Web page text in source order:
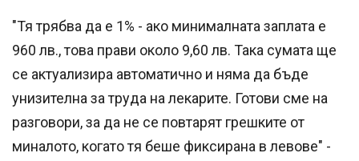
"Тя трябва да е 1% - ако минималната заплата е
960 лв., това прави около 9,60 лв. Така сумата ще
се актуализира автоматично и няма да бъде
унизителна за труда на лекарите. Готови сме на
разговори, за да не се повтарят грешките от
миналото, когато тя беше фиксирана в левове" -